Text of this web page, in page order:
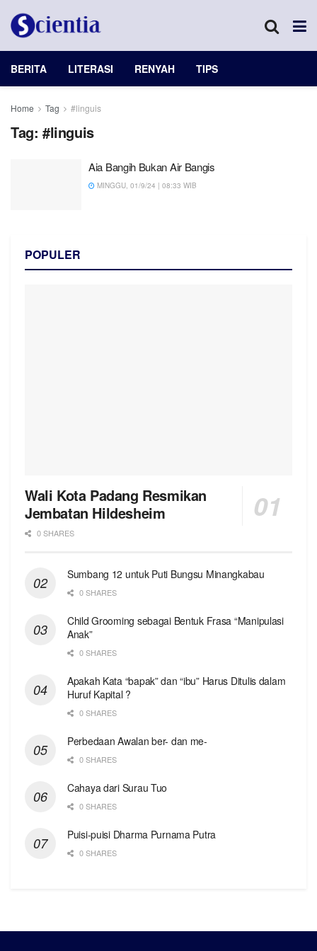
BERITA LITERASI RENYAH TIPS
Home Tag #linguis
Tag: #linguis
Aia Bangih Bukan Air Bangis
MINGGU, 01/9/24 | 08:33 WIB
POPULER
Wali Kota Padang Resmikan
Jembatan Hildesheim
0 SHARES
Sumbang 12 untuk Puti Bungsu Minangkabau
0 SHARES
Child Grooming sebagai Bentuk Frasa “Manipulasi
Anak”
0 SHARES
Apakah Kata “bapak” dan “ibu” Harus Ditulis dalam
Huruf Kapital ?
0 SHARES
Perbedaan Awalan ber- dan me-
0 SHARES
Cahaya dari Surau Tuo
0 SHARES
Puisi-puisi Dharma Purnama Putra
0 SHARES